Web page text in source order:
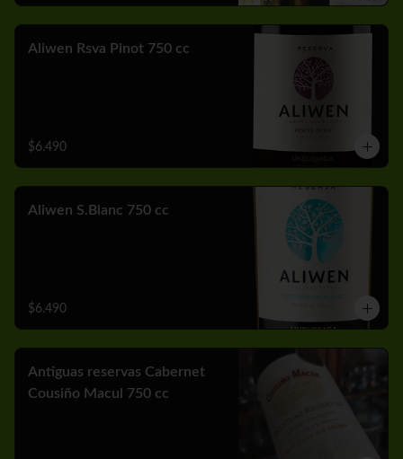
Aliwen Rsva Pinot 750 cc
$6.490
Aliwen S.Blanc 750 cc
$6.490
Antiguas reservas Cabernet
Cousiño Macul 750 cc